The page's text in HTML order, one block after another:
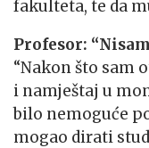
fakulteta, te da
Profesor:
“Nakon što sam
i namještaj u
bilo nemoguće
mogao dirati